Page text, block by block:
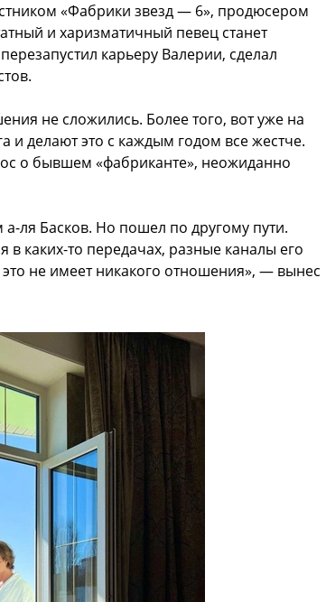
«Фабрики звезд — 6», продюсером
и харизматичный певец станет
карьеру Валерии, сделал
не сложились. Более того, вот уже на
и делают это с каждым годом все жестче.
о бывшем «фабриканте», неожиданно
ля Басков. Но пошел по другому пути.
в каких-то передачах, разные каналы его
не имеет никакого отношения», — вынес